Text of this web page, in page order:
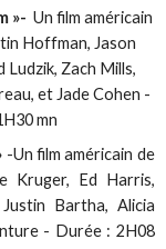
»- Un film américain
Hoffman, Jason
Ludzik, Zach Mills,
et Jade Cohen -
mn
-Un film américain de
Kruger, Ed Harris,
Bartha, Alicia
- Durée : 2H08